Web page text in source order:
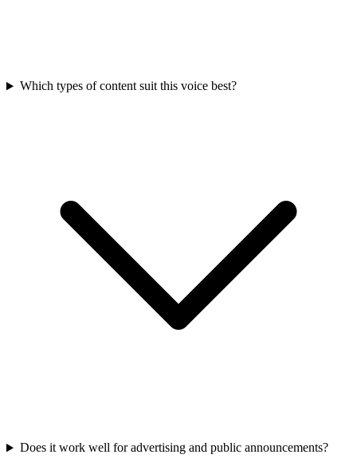
Which types of content suit this voice best?
Does it work well for advertising and public announcements?